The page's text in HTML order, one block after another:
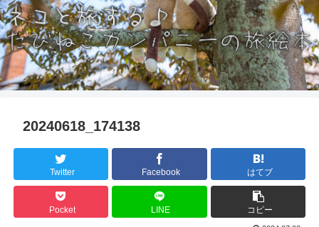
20240618_174138
Twitter Facebook はてブ
Pocket LINE コピー